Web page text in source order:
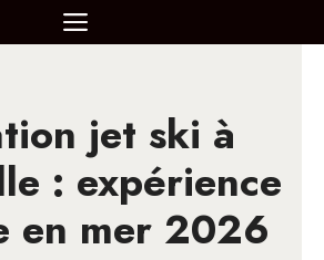
MENU
jet ski à
: expérience
en mer 2026